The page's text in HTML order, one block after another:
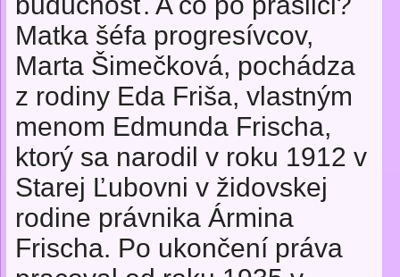
Matka šéfa progresívcov,
Marta Šimečková, pochádza
z rodiny Eda Friša, vlastným
menom Edmunda Frischa,
ktorý sa narodil v roku 1912 v
Starej Ľubovni v židovskej
rodine právnika Ármina
Frischa. Po ukončení práva